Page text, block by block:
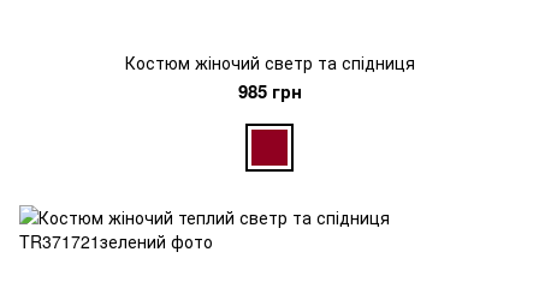
Костюм жіночий светр та спідниця
985 грн